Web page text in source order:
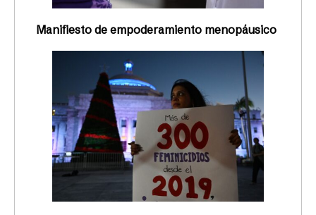
Manifiesto de empoderamiento menopáusico